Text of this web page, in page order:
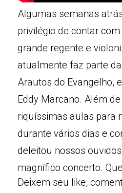
Algumas semanas
privilégio de contar
grande regente e
atualmente faz parte
Arautos do Evangelho,
Eddy Marcano. Além
riquíssimas aulas para
durante vários dias e
deleitou nossos
magnífico concerto.
Deixem seu like,